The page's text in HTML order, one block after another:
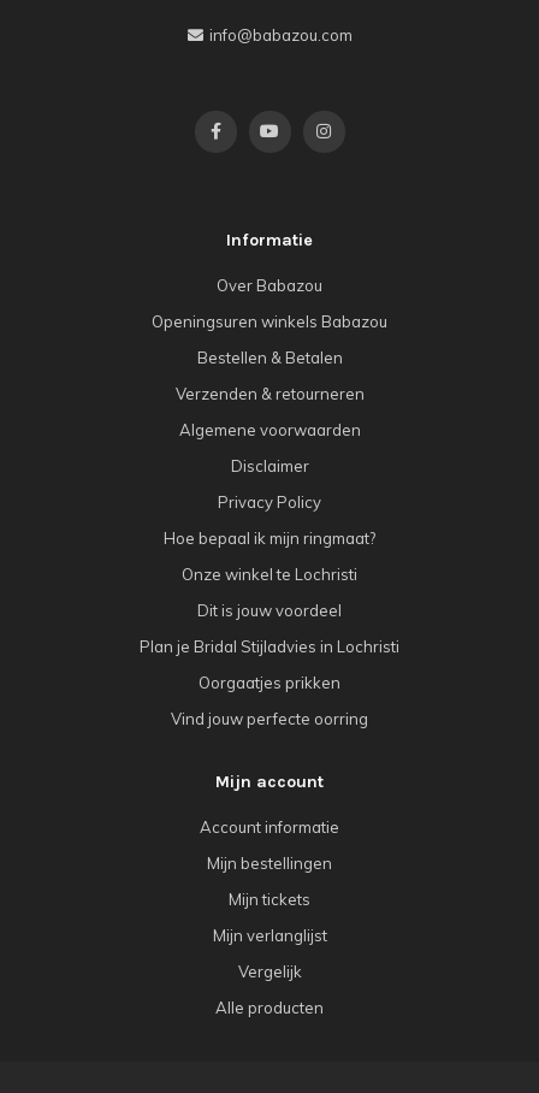
info@babazou.com
Informatie
Over Babazou
Openingsuren winkels Babazou
Bestellen & Betalen
Verzenden & retourneren
Algemene voorwaarden
Disclaimer
Privacy Policy
Hoe bepaal ik mijn ringmaat?
Onze winkel te Lochristi
Dit is jouw voordeel
Plan je Bridal Stijladvies in Lochristi
Oorgaatjes prikken
Vind jouw perfecte oorring
Mijn account
Account informatie
Mijn bestellingen
Mijn tickets
Mijn verlanglijst
Vergelijk
Alle producten